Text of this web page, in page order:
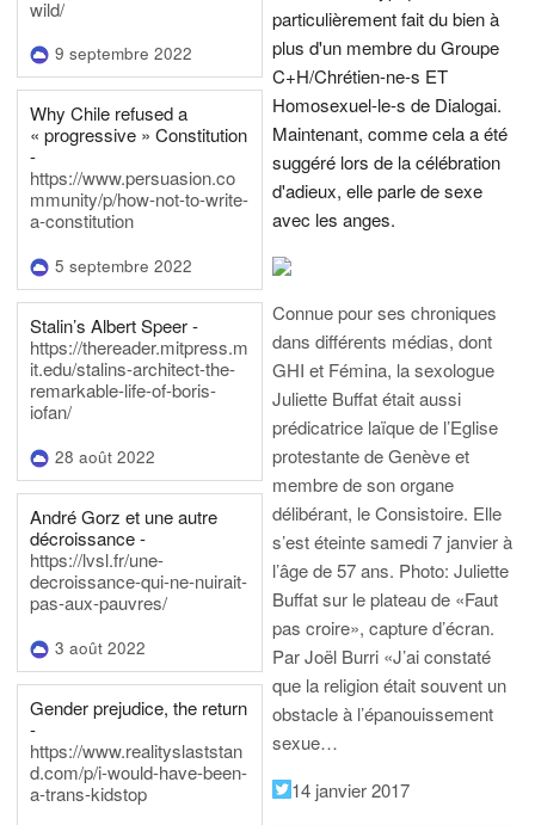
wild/
9 septembre 2022
Why Chile refused a
« progressive » Constitution
-
https://www.persuasion.co
mmunity/p/how-not-to-write-
a-constitution
5 septembre 2022
Stalin’s Albert Speer -
https://thereader.mitpress.m
it.edu/stalins-architect-the-
remarkable-life-of-boris-
iofan/
28 août 2022
André Gorz et une autre
décroissance -
https://lvsl.fr/une-
decroissance-qui-ne-nuirait-
pas-aux-pauvres/
3 août 2022
Gender prejudice, the return
-
https://www.realityslaststan
d.com/p/i-would-have-been-
a-trans-kidstop
particulièrement fait du bien à
plus d'un membre du Groupe
C+H/Chrétien-ne-s ET
Homosexuel-le-s de Dialogai.
Maintenant, comme cela a été
suggéré lors de la célébration
d'adieux, elle parle de sexe
avec les anges.
Connue pour ses chroniques
dans différents médias, dont
GHI et Fémina, la sexologue
Juliette Buffat était aussi
prédicatrice laïque de l’Eglise
protestante de Genève et
membre de son organe
délibérant, le Consistoire. Elle
s’est éteinte samedi 7 janvier à
l’âge de 57 ans. Photo: Juliette
Buffat sur le plateau de «Faut
pas croire», capture d’écran.
Par Joël Burri «J’ai constaté
que la religion était souvent un
obstacle à l’épanouissement
sexue…
14 janvier 2017